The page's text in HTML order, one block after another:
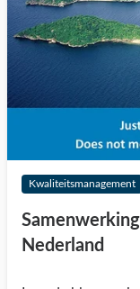
Kwaliteitsmanagement
Nederland